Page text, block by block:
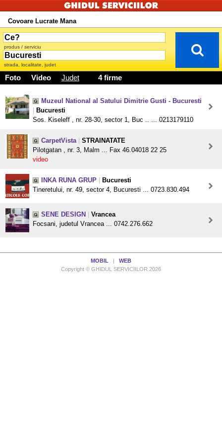
Covoare Lucrate Mana
produs / serviciu
strada, localitate, judet
Foto Video Judet 4 firme
Muzeul National al Satului Dimitrie Gusti - Bucuresti
Bucuresti
Sos. Kiseleff , nr. 28-30, sector 1, Buc .. ... 0213179110
CarpetVista
STRAINATATE
Pilotgatan , nr. 3, Malm ... Fax 46.04018 22 25
video
INKA RUNA GRUP
Bucuresti
Tineretului, nr. 49, sector 4, Bucuresti ... 0723.830.494
SENE DESIGN
Vrancea
Focsani, judetul Vrancea ... 0742.276.662
MOBIL
WEB
Copyright © GHIDUL SERVICIILOR 2026